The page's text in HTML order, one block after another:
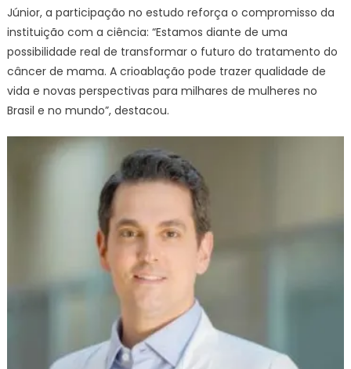
Júnior, a participação no estudo reforça o compromisso da
instituição com a ciência: “Estamos diante de uma
possibilidade real de transformar o futuro do tratamento do
câncer de mama. A crioablação pode trazer qualidade de
vida e novas perspectivas para milhares de mulheres no
Brasil e no mundo”, destacou.